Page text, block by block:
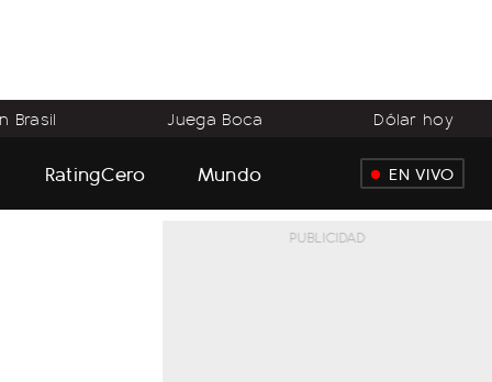
Brasil Juega Boca Dólar hoy
RatingCero Mundo EN VIVO